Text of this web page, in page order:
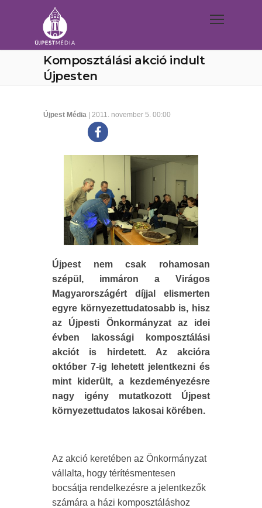
Komposztálási akció indult
Újpesten
Újpest Média | 2011. november 5. 00:00
Újpest nem csak rohamosan
szépül, immáron a Virágos
Magyarországért díjjal elismerten
egyre környezettudatosabb is, hisz
az Újpesti Önkormányzat az idei
évben lakossági komposztálási
akciót is hirdetett. Az akcióra
október 7-ig lehetett jelentkezni és
mint kiderült, a kezdeményezésre
nagy igény mutatkozott Újpest
környezettudatos lakosai körében.
Az akció keretében az Önkormányzat
vállalta, hogy térítésmentesen
bocsátja rendelkezésre a jelentkezők
számára a házi komposztáláshoz